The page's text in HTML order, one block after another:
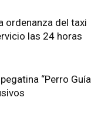
ordenanza del taxi
las 24 horas
“Perro Guía